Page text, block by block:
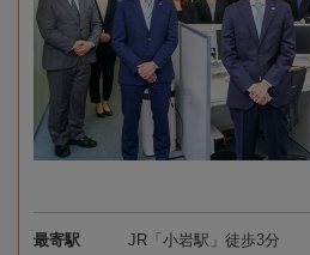
最寄駅 JR「小岩駅」徒歩3分